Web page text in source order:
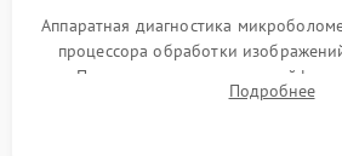
Аппаратная диагностика
процессора обработки
Проверка целостности шлейфов,
интерфейсов связи. Выявление
Подробнее